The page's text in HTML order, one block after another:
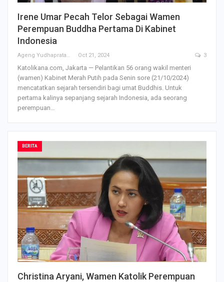
Irene Umar Pecah Telor Sebagai Wamen
Perempuan Buddha Pertama Di Kabinet
Indonesia
Ageng Yudhapratama Oct 21, 2024 3
Katolikana.com, Jakarta — Pelantikan 56 orang wakil menteri
(wamen) Kabinet Merah Putih pada Senin sore (21/10/2024)
mencatatkan sejarah tersendiri bagi umat Buddhis. Untuk
pertama kalinya sepanjang sejarah Indonesia, ada seorang
perempuan…
BERITA
Christina Aryani, Wamen Katolik Perempuan